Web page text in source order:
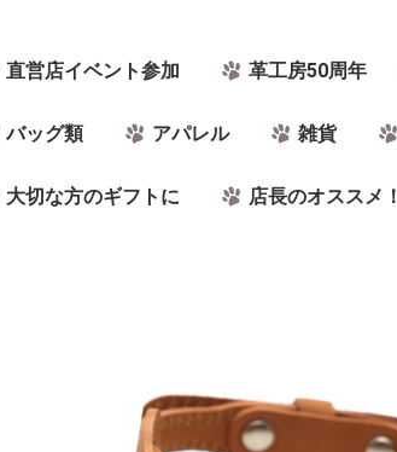
直営店イベント参加 革工房50周年
バッグ類 アパレル 雑貨
大切な方のギフトに 店長のオススメ！